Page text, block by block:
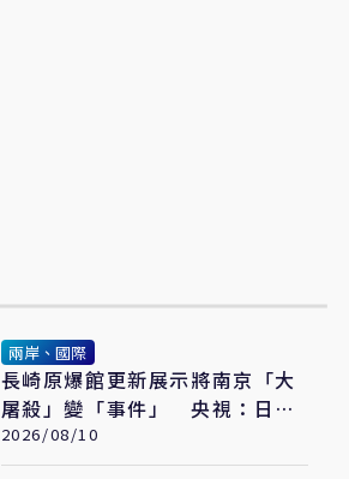
兩岸、國際
長崎原爆館更新展示將南京「大
屠殺」變「事件」 央視：日本
又在偷改歷史
2026/08/10